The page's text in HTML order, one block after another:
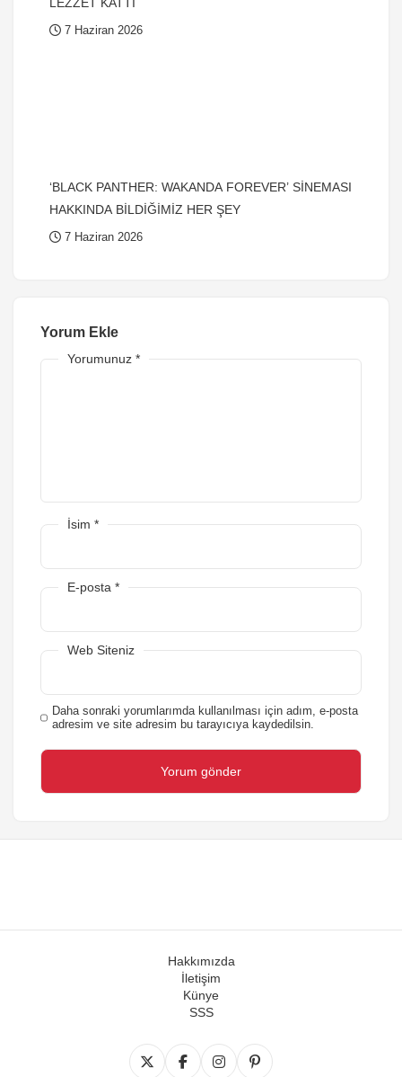
7 Haziran 2026
‘BLACK PANTHER: WAKANDA FOREVER’ SİNEMASI
HAKKINDA BİLDİĞİMİZ HER ŞEY
7 Haziran 2026
Yorum Ekle
Yorumunuz *
İsim *
E-posta *
Web Siteniz
Daha sonraki yorumlarımda kullanılması için adım, e-posta
adresim ve site adresim bu tarayıcıya kaydedilsin.
Hakkımızda
İletişim
Künye
SSS